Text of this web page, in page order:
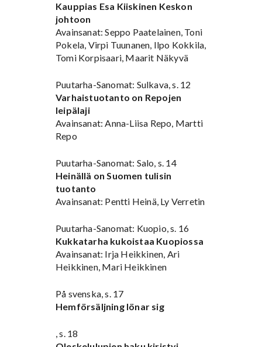
Kauppias Esa Kiiskinen Keskon
johtoon
Avainsanat: Seppo Paatelainen, Toni
Pokela, Virpi Tuunanen, Ilpo Kokkila,
Tomi Korpisaari, Maarit Näkyvä
Puutarha-Sanomat: Sulkava, s. 12
Varhaistuotanto on Repojen
leipälaji
Avainsanat: Anna-Liisa Repo, Martti
Repo
Puutarha-Sanomat: Salo, s. 14
Heinällä on Suomen tulisin
tuotanto
Avainsanat: Pentti Heinä, Ly Verretin
Puutarha-Sanomat: Kuopio, s. 16
Kukkatarha kukoistaa Kuopiossa
Avainsanat: Irja Heikkinen, Ari
Heikkinen, Mari Heikkinen
På svenska, s. 17
Hemförsäljning lönar sig
, s. 18